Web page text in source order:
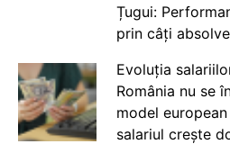
Țugui:
prin câți
Evoluția
România nu se
model
salariul crește